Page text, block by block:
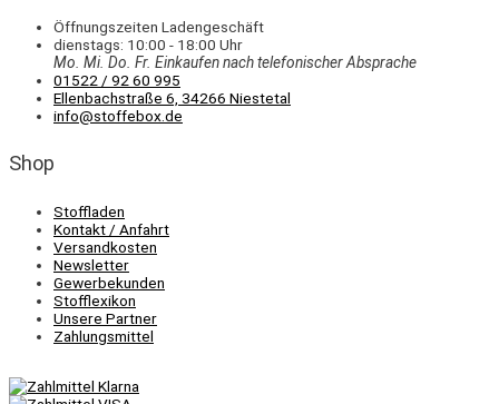
Öffnungszeiten Ladengeschäft
dienstags: 10:00 - 18:00 Uhr
Mo. Mi. Do. Fr. Einkaufennach telefonischer Absprache
01522 / 92 60 995
Ellenbachstraße 6, 34266 Niestetal
info@stoffebox.de
Shop
Stoffladen
Kontakt / Anfahrt
Versandkosten
Newsletter
Gewerbekunden
Stofflexikon
Unsere Partner
Zahlungsmittel